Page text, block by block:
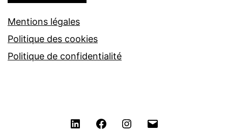
Mentions légales
Politique des cookies
Politique de confidentialité
LinkedIn FacebookInstagram